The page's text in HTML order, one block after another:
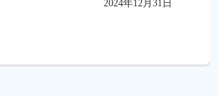
2024年12月31日